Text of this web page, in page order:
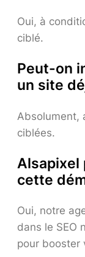
Oui, à
ciblé.
Peut-on
un site
Absolument,
ciblées.
Alsapixel
cette
Oui, notre
dans le SEO
pour booster